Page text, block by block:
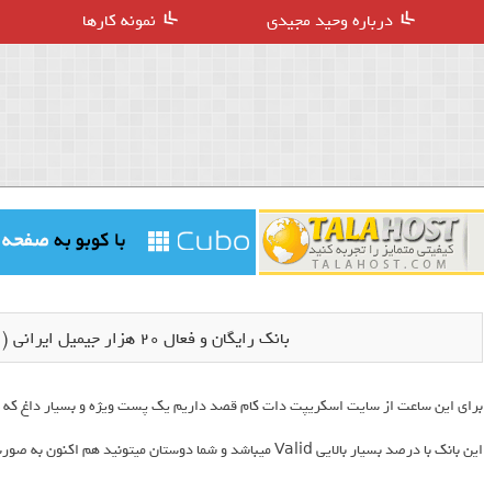
درباره وحید مجیدی نمونه کارها
بانک رایگان و فعال 20 هزار جیمیل ایرانی ( برای اولین بار در اینترنت )
برای این ساعت از سایت اسکریپت دات کام قصد داریم یک پست ویژه و بسیار داغ که
این بانک با درصد بسیار بالایی Valid میباشد و شما دوستان میتونید هم اکنون به صورت کاملا رایگان اقدام به دانلود نمایید .